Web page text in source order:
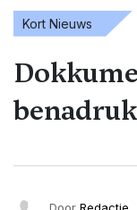
Kort Nieuws
Door Redactie